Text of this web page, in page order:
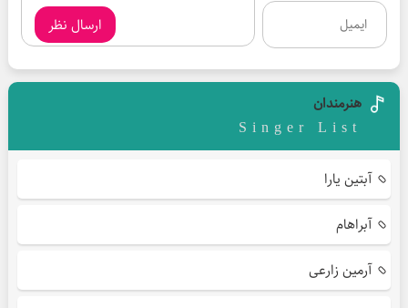
ارسال نظر
هنرمندان
Singer List
آبتین یارا
آبراهام
آرمین زارعی